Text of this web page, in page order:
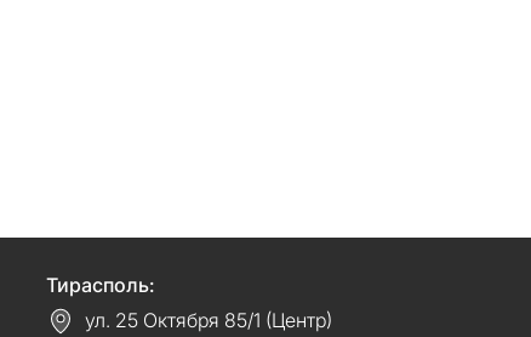
Тирасполь:
ул. 25 Октября 85/1 (Центр)